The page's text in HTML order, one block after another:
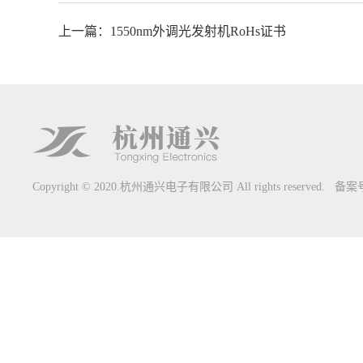
上一篇：1550nm外调光发射机RoHs证书
Copyright © 2020.杭州通兴电子有限公司 All rights reserved. 备案